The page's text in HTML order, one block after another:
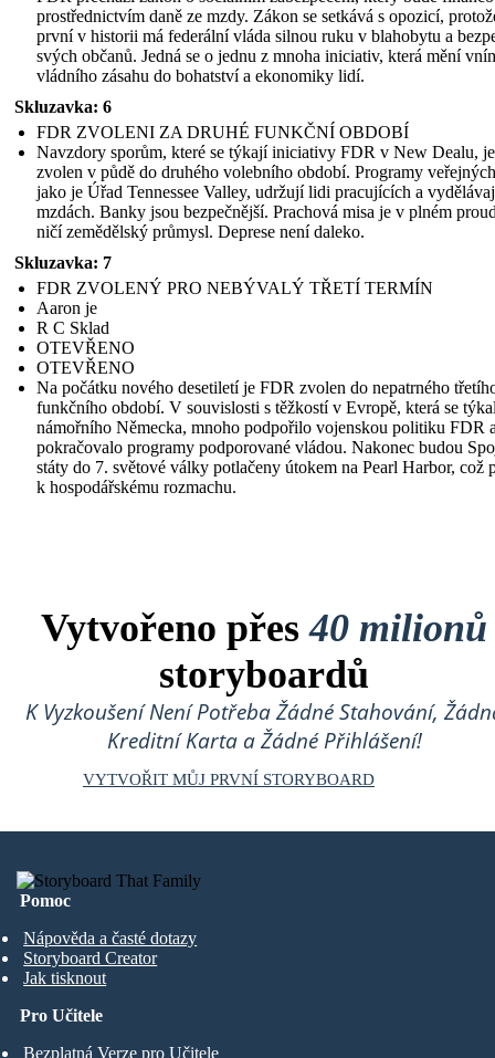
prostřednictvím daně ze mzdy. Zákon se setkává s opozicí,
první v historii má federální vláda silnou ruku v blahobytu a
svých občanů. Jedná se o jednu z mnoha iniciativ, která mění
vládního zásahu do bohatství a ekonomiky lidí.
Skluzavka: 6
FDR ZVOLENI ZA DRUHÉ FUNKČNÍ OBDOBÍ
Navzdory sporům, které se týkají iniciativy FDR v New Dealu, je
zvolen v půdě do druhého volebního období. Programy
jako je Úřad Tennessee Valley, udržují lidi pracujících a
mzdách. Banky jsou bezpečnější. Prachová misa je v plném
ničí zemědělský průmysl. Deprese není daleko.
Skluzavka: 7
FDR ZVOLENÝ PRO NEBÝVALÝ TŘETÍ TERMÍN
Aaron je
R C Sklad
OTEVŘENO
OTEVŘENO
Na počátku nového desetiletí je FDR zvolen do nepatrného
funkčního období. V souvislosti s těžkostí v Evropě, která se
námořního Německa, mnoho podpořilo vojenskou politiku FDR
pokračovalo programy podporované vládou. Nakonec budou
státy do 7. světové války potlačeny útokem na Pearl Harbor, což
k hospodářskému rozmachu.
Vytvořeno přes40 milionů
storyboardů
K Vyzkoušení Není Potřeba Žádné Stahování,
Kreditní Karta a Žádné Přihlášení!
VYTVOŘIT MŮJ PRVNÍ STORYBOARD
Pomoc
Nápověda a časté dotazy
Storyboard Creator
Jak tisknout
Pro Učitele
Bezplatná Verze pro Učitele